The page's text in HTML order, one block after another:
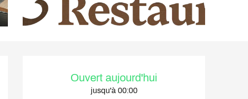
Ouvert aujourd'hui
jusqu'à 00:00